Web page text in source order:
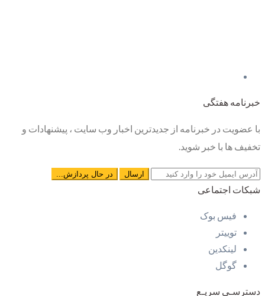
خبرنامه هفتگی
با عضویت در خبرنامه از جدیدترین اخبار وب سایت ، پیشنهادات و
تخفیف ها با خبر شوید.
شبکات اجتماعی
فیس بوک
توییتر
لینکدین
گوگل
دسترسـی سریـع